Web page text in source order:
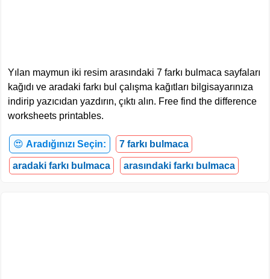
Yılan maymun iki resim arasındaki 7 farkı bulmaca sayfaları
kağıdı ve aradaki farkı bul çalışma kağıtları bilgisayarınıza
indirip yazıcıdan yazdırın, çıktı alın. Free find the difference
worksheets printables.
😍 Aradığınızı Seçin: 7 farkı bulmaca
aradaki farkı bulmaca arasındaki farkı bulmaca